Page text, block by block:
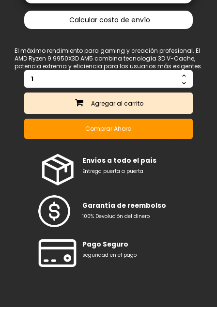
Calcular costo de envío
El máximo rendimiento para gaming y creación profesional. El
AMD Ryzen 9 9950X3D AM5 combina tecnología 3D V-Cache,
potencia extrema y eficiencia para los usuarios más exigentes.
Agregar
Comprar Ahora
Envíos a todo el país
Entrega puerta a puerta
Garantía de reembolso
100% Devolución del dinero
Pago Seguro
seguridad en el pago